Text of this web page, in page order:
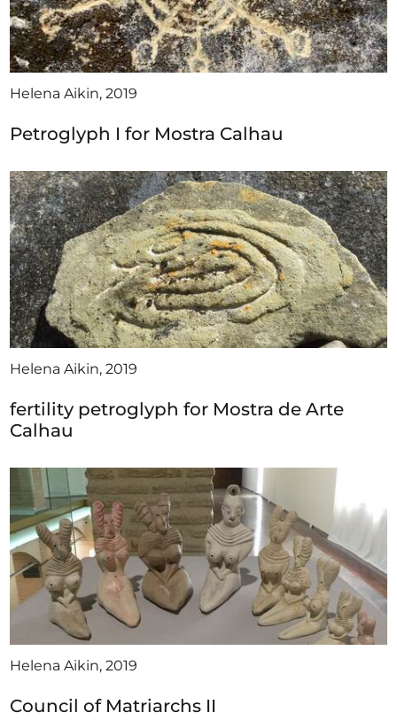
Helena Aikin, 2019
Petroglyph I for Mostra Calhau
Helena Aikin, 2019
fertility petroglyph for Mostra de Arte
Calhau
Helena Aikin, 2019
Council of Matriarchs II